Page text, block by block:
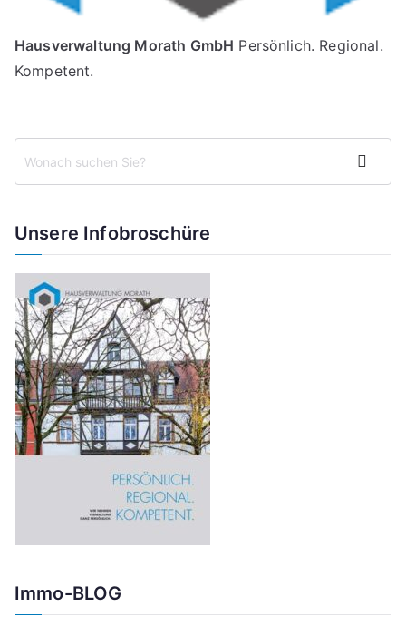
Hausverwaltung Morath GmbH Persönlich. Regional.
Kompetent.
e
Suchen
Unsere Infobroschüre
Immo-BLOG